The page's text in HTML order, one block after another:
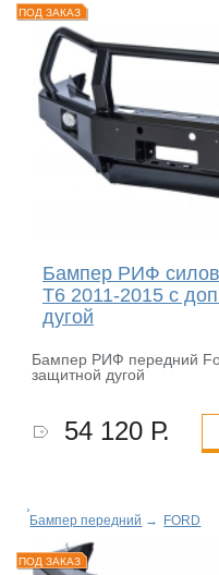
ПОД ЗАКАЗ
Бампер РИФ
T6 2011-2015 с
дугой
Бампер РИФ передний
защитной дугой
54 120 Р.
Бампер передний → FORD
ПОД ЗАКАЗ